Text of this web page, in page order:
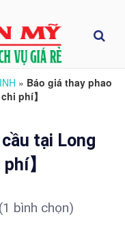
» Báo giá thay phao
phí】
tại Long
】
bình chọn)